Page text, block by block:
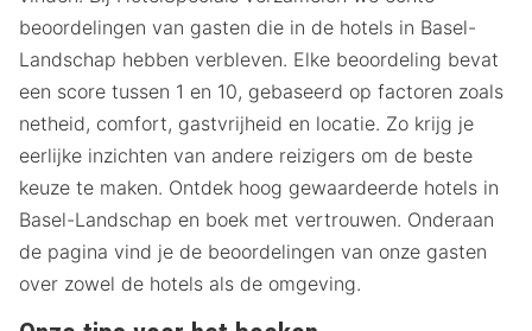
beoordelingen van gasten die in de hotels in Basel-
Landschap hebben verbleven. Elke beoordeling bevat
een score tussen 1 en 10, gebaseerd op factoren zoals
netheid, comfort, gastvrijheid en locatie. Zo krijg je
eerlijke inzichten van andere reizigers om de beste
keuze te maken. Ontdek hoog gewaardeerde hotels in
Basel-Landschap en boek met vertrouwen. Onderaan
de pagina vind je de beoordelingen van onze gasten
over zowel de hotels als de omgeving.